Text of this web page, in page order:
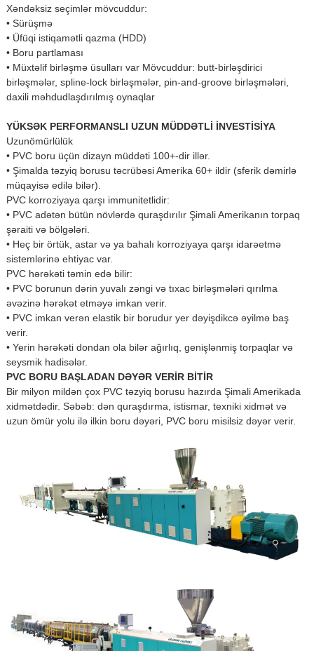
Xəndəksiz seçimlər mövcuddur:
• Sürüşmə
• Üfüqi istiqamətli qazma (HDD)
• Boru partlaması
• Müxtəlif birləşmə üsulları var Mövcuddur: butt-birləşdirici
birləşmələr, spline-lock birləşmələr, pin-and-groove birləşmələri,
daxili məhdudlaşdırılmış oynaqlar
YÜKSƏK PERFORMANSLI UZUN MÜDDƏTLİ İNVESTİSİYA
Uzunömürlülük
• PVC boru üçün dizayn müddəti 100+-dir illər.
• Şimalda təzyiq borusu təcrübəsi Amerika 60+ ildir (sferik dəmirlə
müqayisə edilə bilər).
PVC korroziyaya qarşı immunitetlidir:
• PVC adətən bütün növlərdə quraşdırılır Şimali Amerikanın torpaq
şəraiti və bölgələri.
• Heç bir örtük, astar və ya bahalı korroziyaya qarşı idarəetmə
sistemlərinə ehtiyac var.
PVC hərəkəti təmin edə bilir:
• PVC borunun dərin yuvalı zəngi və tıxac birləşmələri qırılma
əvəzinə hərəkət etməyə imkan verir.
• PVC imkan verən elastik bir borudur yer dəyişdikcə əyilmə baş
verir.
• Yerin hərəkəti dondan ola bilər ağırlıq, genişlənmiş torpaqlar və
seysmik hadisələr.
PVC BORU BAŞLADAN DƏYƏR VERİR BİTİR
Bir milyon mildən çox PVC təzyiq borusu hazırda Şimali Amerikada
xidmətdədir. Səbəb: dən quraşdırma, istismar, texniki xidmət və
uzun ömür yolu ilə ilkin boru dəyəri, PVC boru misilsiz dəyər verir.